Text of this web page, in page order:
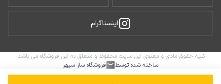
اینستاگرام
کلیه حقوق مادی و معنوی این سایت محفوظ و متعلق به این فروشگاه می باشد.
ساخته شده توسط
فروشگاه ساز سپهر